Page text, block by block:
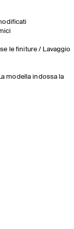
le finiture / Lavaggio
modella indossa la